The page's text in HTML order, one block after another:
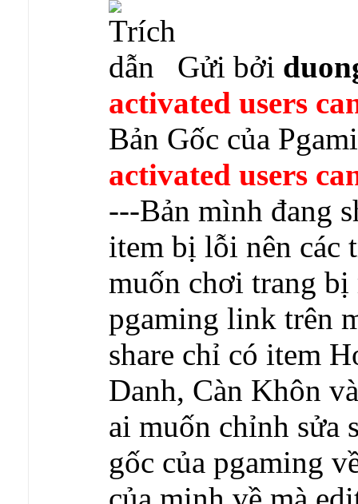
Gửi bởi
activated users
Bản Gốc của
activated users
---Bản mình đang
item bị lỗi nên các
muốn chơi trang
pgaming link trên
share chỉ có item
Danh, Càn Khôn
ai muốn chỉnh sửa
gốc của pgaming